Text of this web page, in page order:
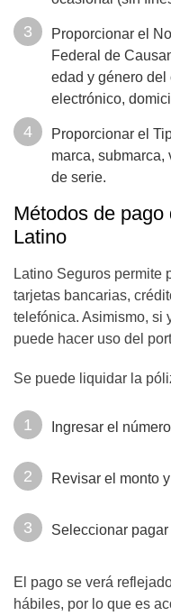
Proporcionar el
Federal de
edad y género
electrónico,
Proporcionar el
marca,
de serie.
Métodos de
Latino
Latino Seguros permite
tarjetas bancarias,
telefónica. Asimismo, si
puede hacer uso del
Se puede liquidar la
Ingresar el
Revisar el monto
Seleccionar pagar
El pago se verá
hábiles, por lo que es